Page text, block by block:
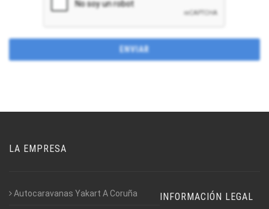
LA EMPRESA
Autocaravanas Yakart A Coruña INFORMACIÓN LEGAL